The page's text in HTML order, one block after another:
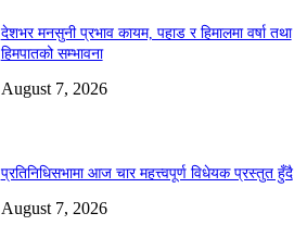
देशभर मनसुनी प्रभाव कायम, पहाड र हिमालमा वर्षा तथा
हिमपातको सम्भावना
August 7, 2026
प्रतिनिधिसभामा आज चार महत्त्वपूर्ण विधेयक प्रस्तुत हुँदै
August 7, 2026